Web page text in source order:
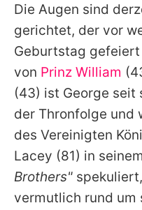
Alle
App
Die Augen sind
gerichtet, der vor
Geburtstag
von Prinz William
(43) ist George seit
der Thronfolge und
des Vereinigten
Lacey (81) in
Brothers"
vermutlich rund um